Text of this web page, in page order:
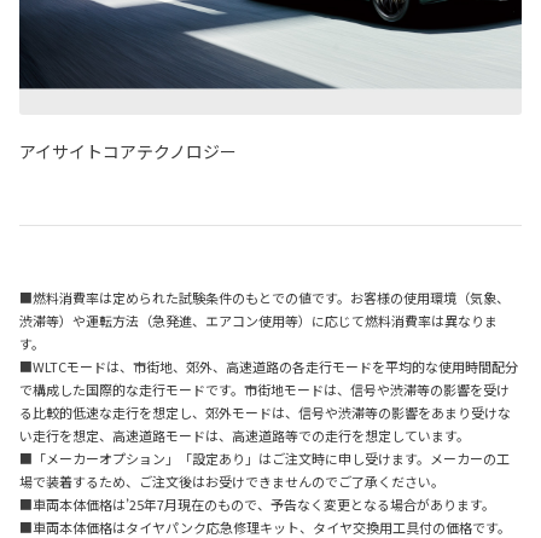
アイサイトコアテクノロジー
■燃料消費率は定められた試験条件のもとでの値です。お客様の使用環境（気象、
渋滞等）や運転方法（急発進、エアコン使用等）に応じて燃料消費率は異なりま
す。
■WLTCモードは、市街地、郊外、高速道路の各走行モードを平均的な使用時間配分
で構成した国際的な走行モードです。市街地モードは、信号や渋滞等の影響を受け
る比較的低速な走行を想定し、郊外モードは、信号や渋滞等の影響をあまり受けな
い走行を想定、高速道路モードは、高速道路等での走行を想定しています。
■「メーカーオプション」「設定あり」はご注文時に申し受けます。メーカーの工
場で装着するため、ご注文後はお受けできませんのでご了承ください。
■車両本体価格は’25年7月現在のもので、予告なく変更となる場合があります。
■車両本体価格はタイヤパンク応急修理キット、タイヤ交換用工具付の価格です。